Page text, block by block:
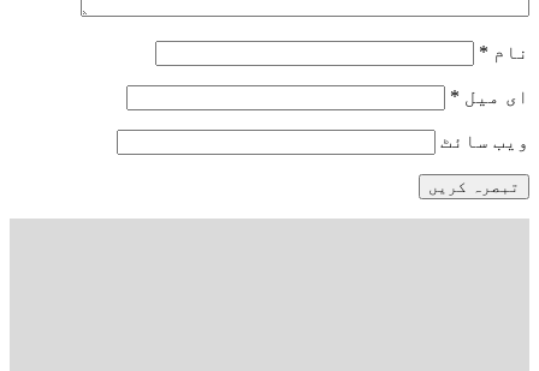
نام *
ای میل *
ویب‌ سائٹ